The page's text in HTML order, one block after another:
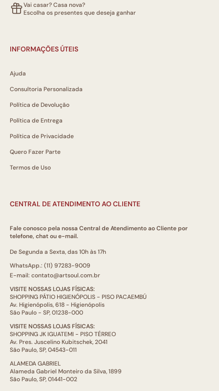
Vai casar? Casa nova?
Escolha os presentes que deseja ganhar
INFORMAÇÕES ÚTEIS
Ajuda
Consultoria Personalizada
Política de Devolução
Política de Entrega
Política de Privacidade
Quero Fazer Parte
Termos de Uso
CENTRAL DE ATENDIMENTO AO CLIENTE
Fale conosco pela nossa Central de Atendimento ao Cliente por
telefone, chat ou e-mail.
De Segunda a Sexta, das 10h às 17h
WhatsApp.: (11) 97283-9009
E-mail: contato@artsoul.com.br
VISITE NOSSAS LOJAS FÍSICAS:
SHOPPING PÁTIO HIGIENÓPOLIS - PISO PACAEMBÚ
Av. Higienópolis, 618 - Higienópolis
São Paulo - SP, 01238-000
VISITE NOSSAS LOJAS FÍSICAS:
SHOPPING JK IGUATEMI - PISO TÉRREO
Av. Pres. Juscelino Kubitschek, 2041
São Paulo, SP, 04543-011
ALAMEDA GABRIEL
Alameda Gabriel Monteiro da Silva, 1899
São Paulo, SP, 01441-002